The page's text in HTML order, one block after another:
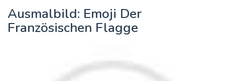
Ausmalbild: Emoji Der
Französischen Flagge